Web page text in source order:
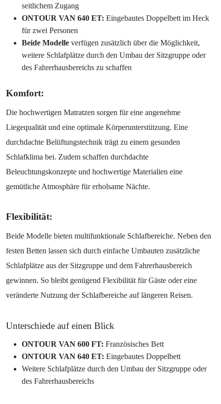
seitlichem Zugang
ONTOUR VAN 640 ET: Eingebautes Doppelbett im Heck
für zwei Personen
Beide Modelle verfügen zusätzlich über die Möglichkeit,
weitere Schlafplätze durch den Umbau der Sitzgruppe oder
des Fahrerhausbereichs zu schaffen
Komfort:
Die hochwertigen Matratzen sorgen für eine angenehme
Liegequalität und eine optimale Körperunterstützung. Eine
durchdachte Belüftungstechnik trägt zu einem gesunden
Schlafklima bei. Zudem schaffen durchdachte
Beleuchtungskonzepte und hochwertige Materialien eine
gemütliche Atmosphäre für erholsame Nächte.
Flexibilität:
Beide Modelle bieten multifunktionale Schlafbereiche. Neben den
festen Betten lassen sich durch einfache Umbauten zusätzliche
Schlafplätze aus der Sitzgruppe und dem Fahrerhausbereich
gewinnen. So bleibt genügend Flexibilität für Gäste oder eine
veränderte Nutzung der Schlafbereiche auf längeren Reisen.
Unterschiede auf einen Blick
ONTOUR VAN 600 FT: Französisches Bett
ONTOUR VAN 640 ET: Eingebautes Doppelbett
Weitere Schlafplätze durch den Umbau der Sitzgruppe oder
des Fahrerhausbereichs